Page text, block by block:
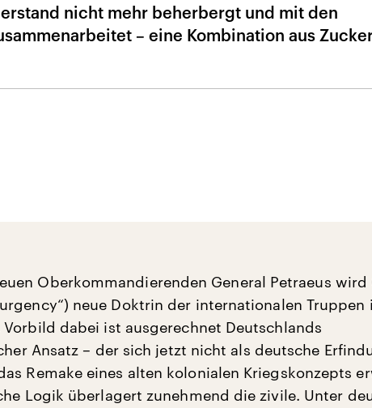
nicht mehr beherbergt und mit den
– eine Kombination aus
Oberkommandierenden General Petraeus wird
neue Doktrin der internationalen Truppen
dabei ist ausgerechnet Deutschlands
Ansatz – der sich jetzt nicht als deutsche
Remake eines alten kolonialen Kriegskonzepts
Logik überlagert zunehmend die zivile. Unter